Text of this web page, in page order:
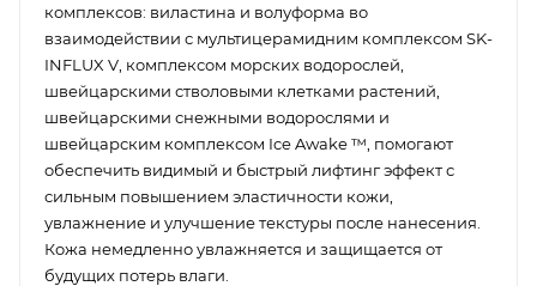
комплексов: виластина и волуформа во
взаимодействии с мультицерамидним комплексом SK-
INFLUX V, комплексом морских водорослей,
швейцарскими стволовыми клетками растений,
швейцарскими снежными водорослями и
швейцарским комплексом Ice Awake ™, помогают
обеспечить видимый и быстрый лифтинг эффект с
сильным повышением эластичности кожи,
увлажнение и улучшение текстуры после нанесения.
Кожа немедленно увлажняется и защищается от
будущих потерь влаги.